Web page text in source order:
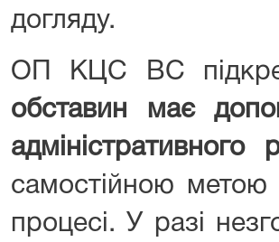
догляду.
ОП КЦС ВС
обставин має
адміністративного
самостійною метою
процесі. У разі